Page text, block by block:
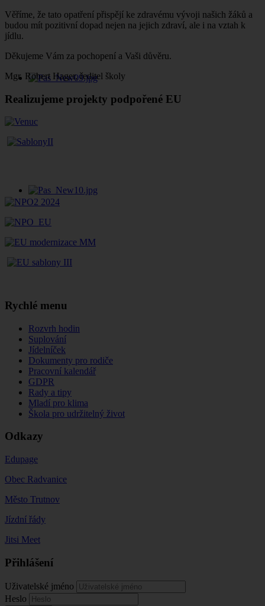
Věříme, že tato opatření přispějí ke zdravému vývoji našich žáků a
budou mít pozitivní dopad nejen na jejich zdraví, ale i na vztah k
jídlu.
Děkujeme Vám za pochopení a Vaši důvěru.
Mgr. Robert Hager, ředitel školy
Realizujeme projekty podpořené EU
Rychlé menu
Rozvrh hodin
Suplování
Jídelníček
Dokumenty pro rodiče
Pracovní kalendář
GDPR
Rady a tipy
Mladí pro klima
Škola pro udržitelný život
Odkazy
Edupage
Obec Radvanice
Město Trutnov
Jízdní řády
Jitsi Meet
Přihlášení
Uživatelské jméno
Heslo